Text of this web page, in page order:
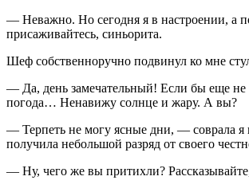
— Неважно. Но сегодня я в настроении, а
присаживайтесь, синьорита.
Шеф собственноручно подвинул ко мне
— Да, день замечательный! Если бы еще не
погода… Ненавижу солнце и жару. А вы?
— Терпеть не могу ясные дни, — соврала я
получила небольшой разряд от своего
— Ну, чего же вы притихли?